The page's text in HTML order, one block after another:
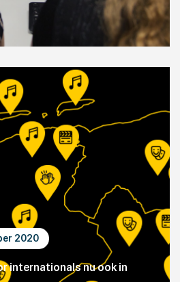
2020
internationals nu ook in